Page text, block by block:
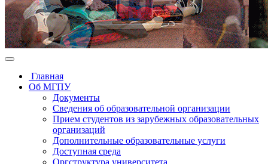
Главная
Об МГПУ
Документы
Сведения об образовательной организации
Прием студентов из зарубежных образовательных
организаций
Дополнительные образовательные услуги
Доступная среда
Оргструктура университета